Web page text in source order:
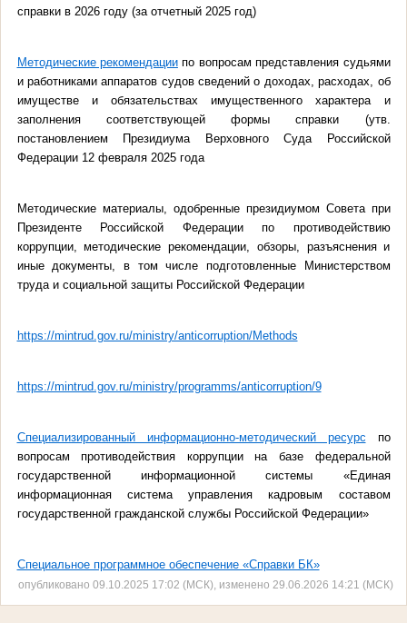
справки в 2026 году (за отчетный 2025 год)
Методические рекомендациипо вопросам представления судьями
и работниками аппаратов судов сведений о доходах, расходах, об
имуществе и обязательствах имущественного характера и
заполнения соответствующей формы справки (утв.
постановлением Президиума Верховного Суда Российской
Федерации 12 февраля 2025 года
Методические материалы, одобренные президиумом Совета при
Президенте Российской Федерации по противодействию
коррупции, методические рекомендации, обзоры, разъяснения и
иные документы, в том числе подготовленные Министерством
труда и социальной защиты Российской Федерации
https://mintrud.gov.ru/ministry/anticorruption/Methods
https://mintrud.gov.ru/ministry/programms/anticorruption/9
Специализированный информационно-методический ресурс по
вопросам противодействия коррупции на базе федеральной
государственной информационной системы «Единая
информационная система управления кадровым составом
государственной гражданской службы Российской Федерации»
Специальное программное обеспечение «Справки БК»
опубликовано 09.10.2025 17:02 (МСК), изменено 29.06.2026 14:21 (МСК)